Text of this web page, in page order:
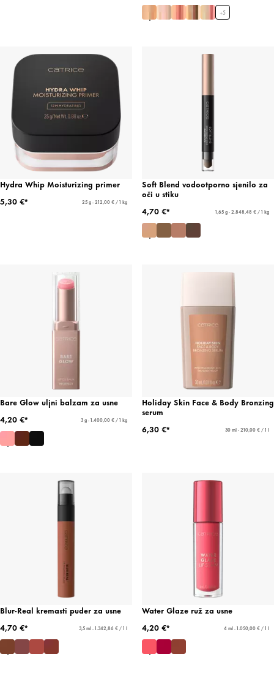
+5
Hydra Whip Moisturizing primer
5,30 €*
25 g - 212,00 € / 1 kg
Soft Blend vodootporno sjenilo za
oči u stiku
4,70 €*
1,65 g - 2.848,48 € / 1 kg
Bare Glow uljni balzam za usne
4,20 €*
3 g - 1.400,00 € / 1 kg
Holiday Skin Face & Body Bronzing
serum
6,30 €*
30 ml - 210,00 € / 1 l
Blur-Real kremasti puder za usne
4,70 €*
3,5 ml - 1.342,86 € / 1 l
Water Glaze ruž za usne
4,20 €*
4 ml - 1.050,00 € / 1 l